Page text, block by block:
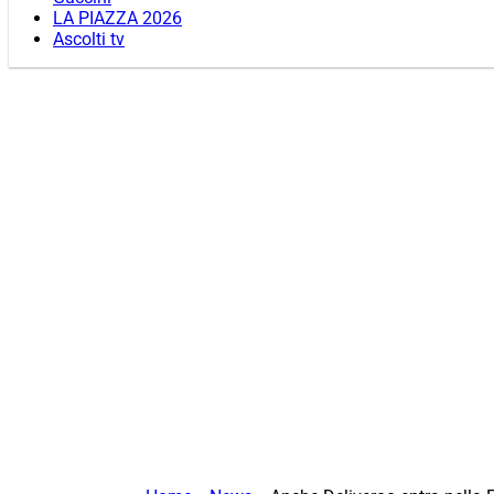
LA PIAZZA 2026
Ascolti tv